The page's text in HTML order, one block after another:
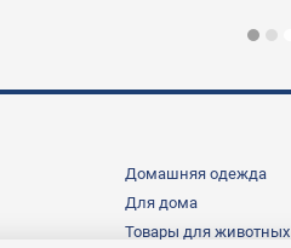
Домашняя одежда
Для дома
Товары для животных